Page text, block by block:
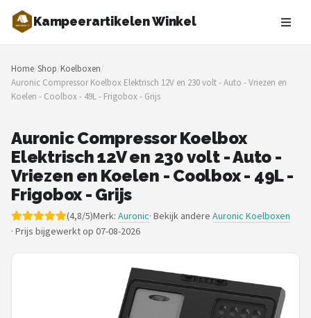
Kampeerartikelen Winkel
Zoeken
NAVIGATIE
Shop
Merken
Blog
Tenten
Slaapzakken
Home/Shop/Koelboxen/
Auronic Compressor Koelbox Elektrisch 12V en 230 volt - Auto - Vriezen en
Koelen - Coolbox - 49L - Frigobox - Grijs
Auronic Compressor Koelbox
Elektrisch 12V en 230 volt - Auto -
Vriezen en Koelen - Coolbox - 49L -
Frigobox - Grijs
(4,8/5)Merk: Auronic· Bekijk andere Auronic Koelboxen
· Prijs bijgewerkt op 07-08-2026